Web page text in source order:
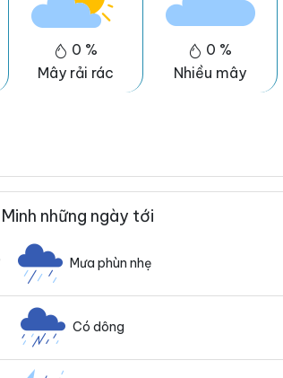
0 %
Mây rải rác
0 %
Nhiều mây
những ngày tới
Mưa phùn nhẹ
Có dông